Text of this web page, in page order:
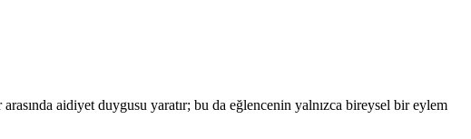
aidiyet duygusu yaratır; bu da eğlencenin yalnızca bireysel bir eylem